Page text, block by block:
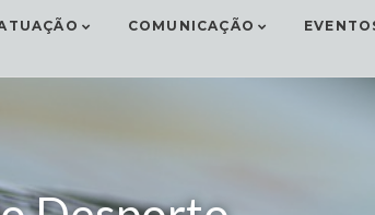
COMUNICAÇÃO